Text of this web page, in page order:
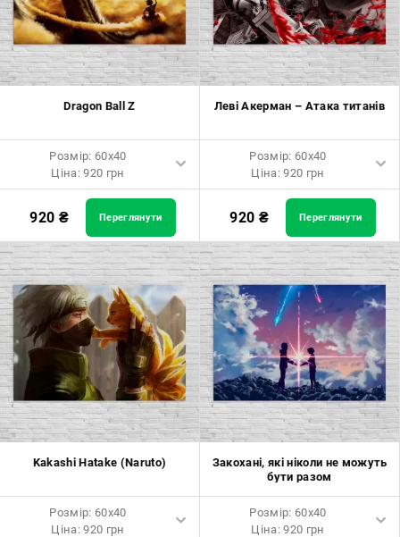
Розмір: 70x70 Ціна: 1550 грн
Розмір: 80x80 Ціна: 1650 грн
Розмір: 90x90 Ціна: 1800 грн
Розмір: 100x100 Ціна: 2500
грн
Розмір: 70x70 Ціна: 1550 грн
Розмір: 80x80 Ціна: 1650 грн
Розмір: 90x90 Ціна: 1800 грн
Розмір: 100x100 Ціна: 2500
грн
Dragon Ball Z
Розмір: 60x40
Ціна: 920 грн
Розмір: 60x40 Ціна: 920 грн
Розмір: 90x60 Ціна: 1650 грн
Розмір: 120x80 Ціна: 2050 грн
920 ₴ Переглянути
Леві Акерман – Атака титанів
Розмір: 60x40
Ціна: 920 грн
Розмір: 60x40 Ціна: 920 грн
Розмір: 90x60 Ціна: 1650 грн
Розмір: 120x80 Ціна: 2050 грн
920 ₴ Переглянути
Kakashi Hatake (Naruto)
Розмір: 60x40
Ціна: 920 грн
Закохані, які ніколи не можуть
бути разом
Розмір: 60x40
Ціна: 920 грн